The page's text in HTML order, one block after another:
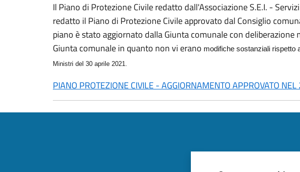
Il Piano di Protezione Civile redatto dall'Associazione S.E.I. -
redatto il Piano di Protezione Civile approvato dal Consiglio
piano è stato aggiornato dalla Giunta comunale con
Giunta comunale in quanto non vi erano modifiche sostanziali rispetto
Ministri del 30 aprile 2021.
PIANO PROTEZIONE CIVILE - AGGIORNAMENTO APPROVATO